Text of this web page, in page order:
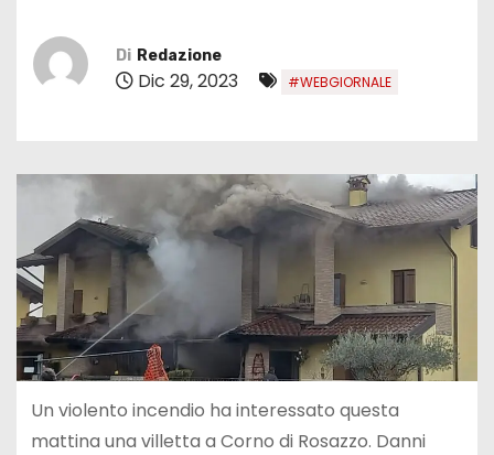
Di Redazione
Dic 29, 2023 #WEBGIORNALE
Un violento incendio ha interessato questa
mattina una villetta a Corno di Rosazzo. Danni